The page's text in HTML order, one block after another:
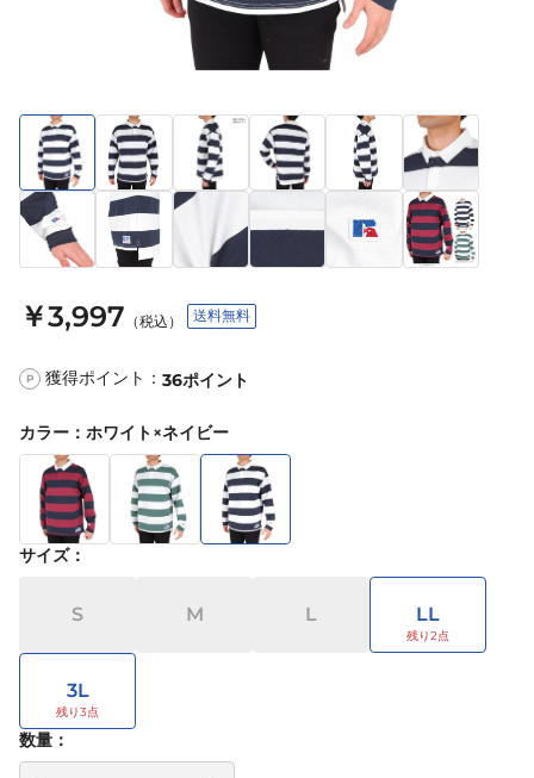
￥3,997 （税込） 送料無料
P 獲得ポイント： 36ポイント
カラー ： ホワイト×ネイビー
サイズ：
S M L LL
3L
数量：